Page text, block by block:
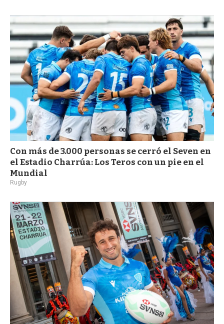
Con más de 3.000 personas se cerró el Seven en
el Estadio Charrúa: Los Teros con un pie en el
Mundial
Rugby